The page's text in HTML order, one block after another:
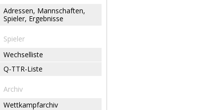
Adressen, Mannschaften,
Spieler, Ergebnisse
Spieler
Wechselliste
Q-TTR-Liste
Archiv
Wettkampfarchiv